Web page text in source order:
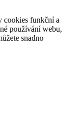
cookies funkční a
používání webu,
snadno